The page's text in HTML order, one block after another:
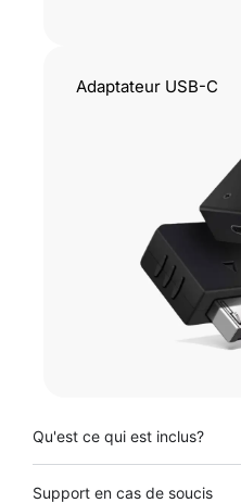
Adaptateur USB-C
Qu'est ce qui est inclus?
Support en cas de soucis